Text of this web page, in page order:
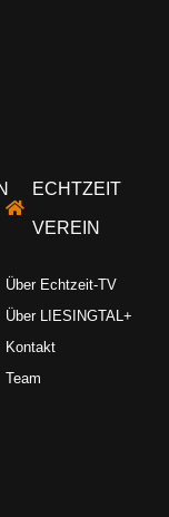
ECHTZEIT
VEREIN
Über Echtzeit-TV
Über LIESINGTAL+
Kontakt
Team